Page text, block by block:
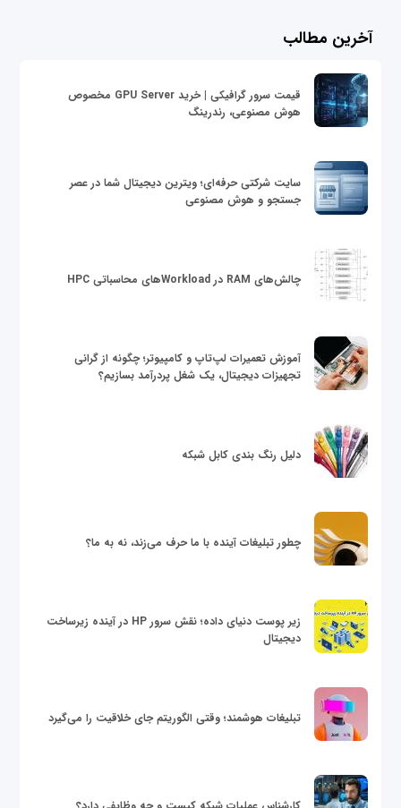
آخرین مطالب
قیمت سرور گرافیکی | خرید GPU Server مخصوص
هوش مصنوعی، رندرینگ
سایت شرکتی حرفه‌ای؛ ویترین دیجیتال شما در عصر
جستجو و هوش مصنوعی
چالش‌های RAM در Workloadهای محاسباتی HPC
آموزش تعمیرات لپ‌تاپ و کامپیوتر؛ چگونه از گرانی
تجهیزات دیجیتال، یک شغل پردرآمد بسازیم؟
دلیل رنگ بندی کابل شبکه
چطور تبلیغات آینده با ما حرف می‌زند، نه به ما؟
زیر پوست دنیای داده؛ نقش سرور HP در آینده زیرساخت
دیجیتال
تبلیغات هوشمند؛ وقتی الگوریتم جای خلاقیت را می‌گیرد